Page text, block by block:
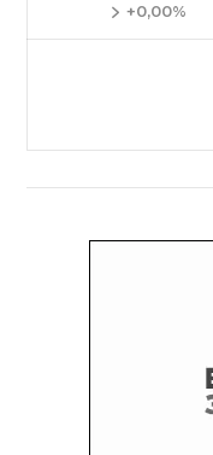
+0,00%